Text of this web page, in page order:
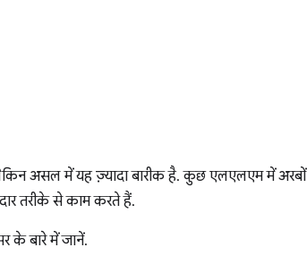
असल में यह ज़्यादा बारीक है. कुछ एलएलएम में अरबों
तरीके से काम करते हैं.
बारे में जानें.